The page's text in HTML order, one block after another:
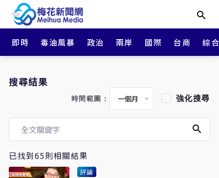
即時 毒油風暴 政治 兩岸 國際 台商 綜
搜尋結果
時間範圍： 強化搜尋
已找到65則相關結果
評論